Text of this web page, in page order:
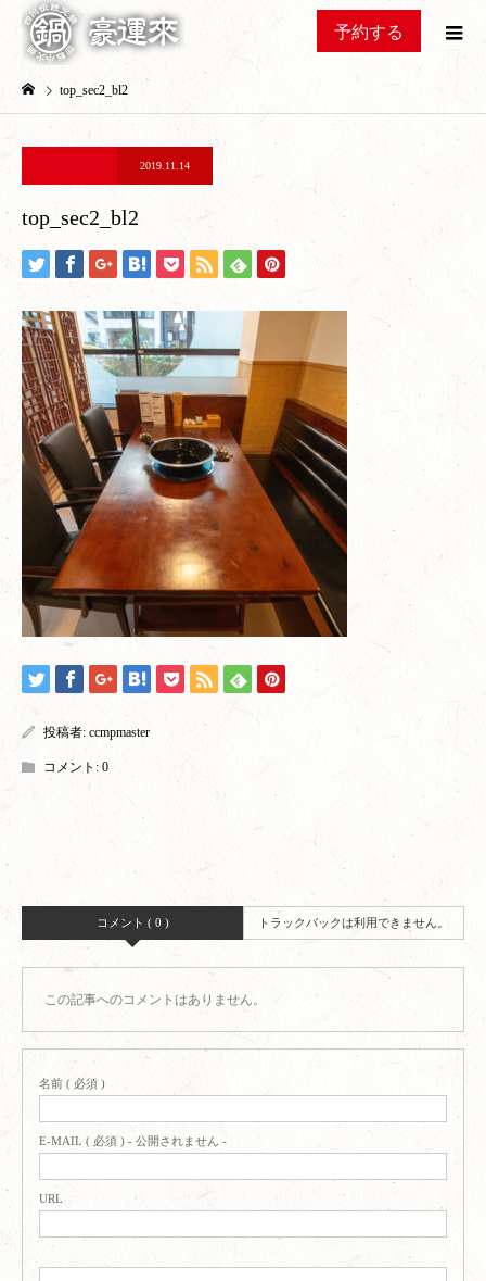
予約する
top_sec2_bl2
2019.11.14
top_sec2_bl2
投稿者: ccmpmaster
コメント: 0
コメント ( 0 ) トラックバックは利用できません。
この記事へのコメントはありません。
名前 ( 必須 )
E-MAIL ( 必須 ) - 公開されません -
URL